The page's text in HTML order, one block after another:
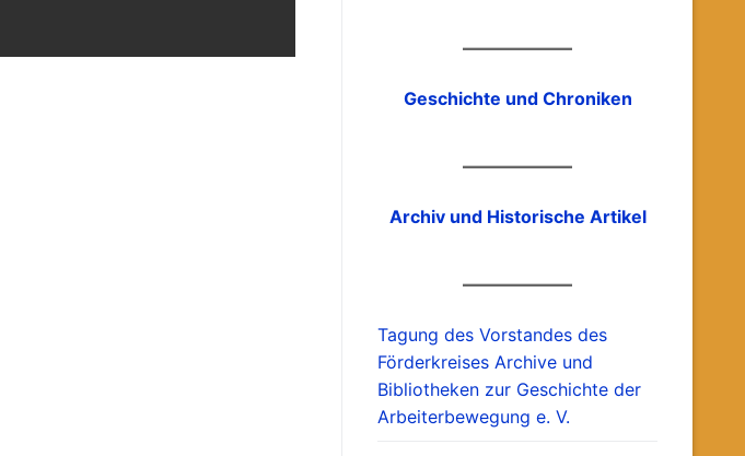
Geschichte und Chroniken
Archiv und Historische Artikel
Tagung des Vorstandes des
Förderkreises Archive und
Bibliotheken zur Geschichte der
Arbeiterbewegung e. V.